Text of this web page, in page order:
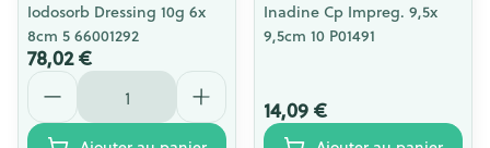
Iodosorb Dressing 10g 6x
8cm 5 66001292
78,02 €
Quantité
Inadine Cp Impreg. 9,5x
9,5cm 10 P01491
14,09 €